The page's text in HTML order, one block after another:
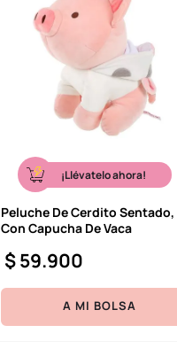
¡Llévatelo ahora!
Peluche De Cerdito Sentado,
Con Capucha De Vaca
$59.900
A MI BOLSA